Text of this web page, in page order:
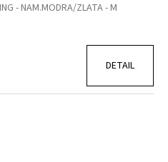
- NAM.MODRA/ZLATA - M
DETAIL